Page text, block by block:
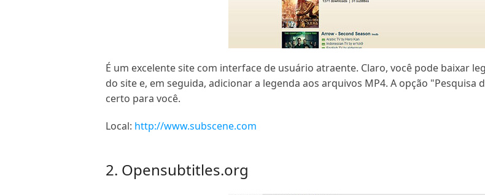
É um excelente site com interface de usuário atraente. Claro, você pode baixar
do site e, em seguida, adicionar a legenda aos arquivos MP4. A opção
certo para você.
Local: http://www.subscene.com
2. Opensubtitles.org